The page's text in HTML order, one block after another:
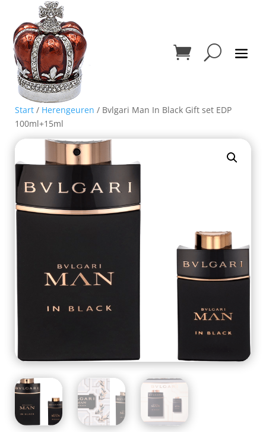
Start / Herengeuren / Bvlgari Man In Black Gift set EDP
100ml+15ml